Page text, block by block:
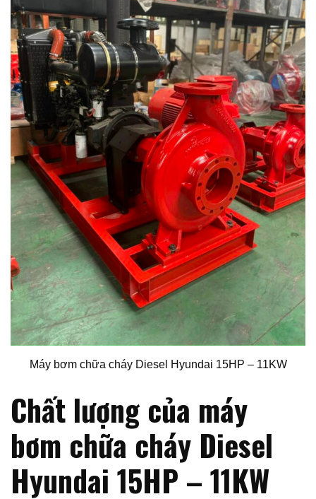
Máy bơm chữa cháy Diesel Hyundai 15HP – 11KW
Chất lượng của máy
bơm chữa cháy Diesel
Hyundai 15HP – 11KW